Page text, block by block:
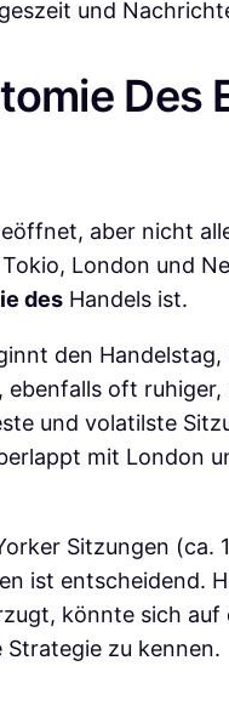
und
aber nicht
London und
des Handels ist.
den
ebenfalls oft
und volatilste
mit London
Sitzungen
ist entscheidend.
könnte sich
zu kennen.